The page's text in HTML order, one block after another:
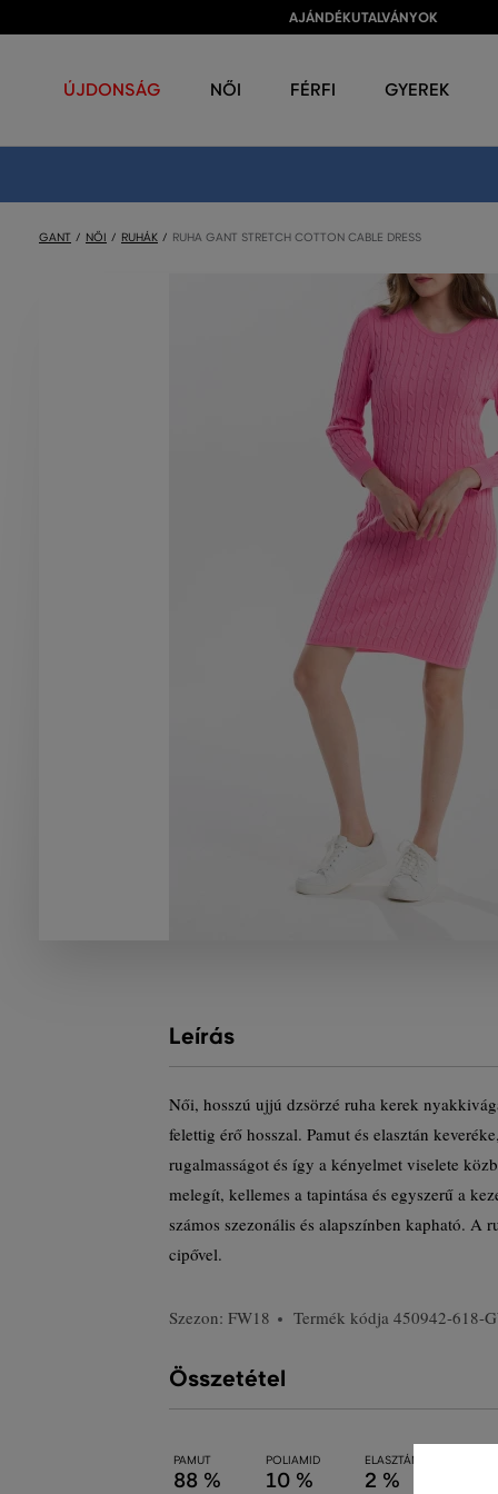
AJÁNDÉKUTALVÁNYOK
ÚJDONSÁG NŐI FÉRFI GYEREK
GANT NŐI RUHÁK RUHA GANT STRETCH COTTON CABLE DRESS
Leírás
Női, hosszú ujjú dzsörzé ruha kerek
felettig érő hosszal. Pamut és elasztán
rugalmasságot és így a kényelmet viselete
melegít, kellemes a tapintása és egyszerű a
számos szezonális és alapszínben kapható. A
cipővel.
Szezon: FW18 Termék kódja 450942-618-
Összetétel
PAMUT
88 %
POLIAMID
10 %
ELASZTÁN
2 %